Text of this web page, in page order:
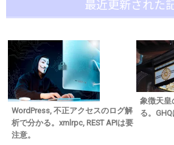
最近更新された
WordPress, 不正アクセスのログ解
析で分かる。xmlrpc, REST APIは要
注意。
象徴天皇
る。